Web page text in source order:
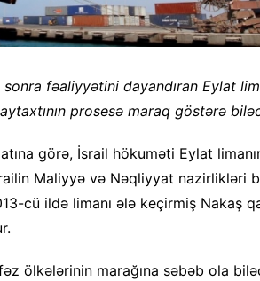
fəaliyyətini dayandıran Eylat
prosesə maraq göstərə
görə, İsrail hökuməti Eylat
Maliyyə və Nəqliyyat nazirlikləri
cü ildə limanı ələ keçirmiş Nakaş
ölkələrinin marağına səbəb ola